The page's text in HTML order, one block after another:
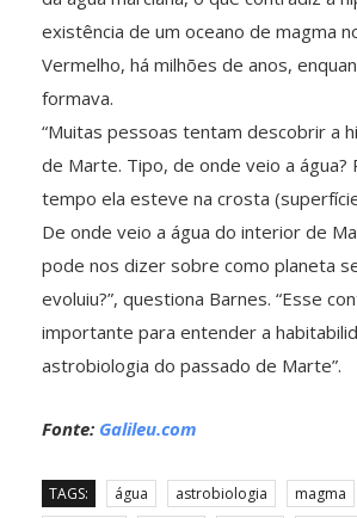
existência de um oceano de magma
Vermelho, há milhões de anos,
formava.
“Muitas pessoas tentam descobrir a
de Marte. Tipo, de onde veio a água?
tempo ela esteve na crosta
De onde veio a água do interior de
pode nos dizer sobre como planeta
evoluiu?”, questiona Barnes. “Esse
importante para entender a
astrobiologia do passado de Marte”.
Fonte: Galileu.com
TAGS: água astrobiologia magma